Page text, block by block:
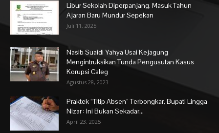
Libur Sekolah Diperpanjang, Masuk Tahun
Ajaran Baru Mundur Sepekan
Juli 11, 2025
Nasib Suaidi Yahya Usai Kejagung
Mengintruksikan Tunda Pengusutan Kasus
Korupsi Caleg
Agustus 28, 2023
Praktek “Titip Absen” Terbongkar, Bupati Lingga
Nizar : Ini Bukan Sekadar...
April 23, 2025